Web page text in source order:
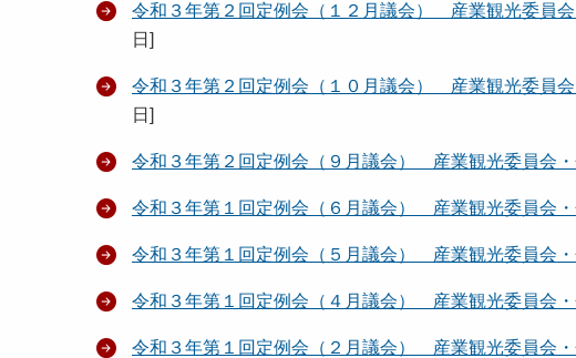
令和３年第２回定例会（１２月議会） 産業観光委員会
日 ]
令和３年第２回定例会（１０月議会） 産業観光委員会
日 ]
令和３年第２回定例会（９月議会） 産業観光委員会・
令和３年第１回定例会（６月議会） 産業観光委員会・
令和３年第１回定例会（５月議会） 産業観光委員会・
令和３年第１回定例会（４月議会） 産業観光委員会・
令和３年第１回定例会（２月議会） 産業観光委員会